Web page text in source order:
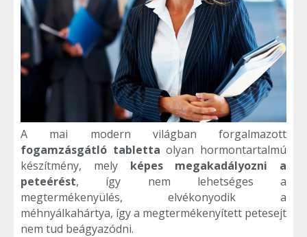
A mai modern világban forgalmazott
fogamzásgátló tabletta olyan hormontartalmú
készítmény, mely képes megakadályozni a
peteérést, így nem lehetséges a
megtermékenyülés, elvékonyodik a
méhnyálkahártya, így a megtermékenyített petesejt
nem tud beágyazódni.